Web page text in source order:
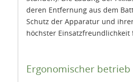
deren Entfernung aus dem
Schutz der Apparatur und
höchster Einsatzfreundlichkeit
Ergonomischer betrieb